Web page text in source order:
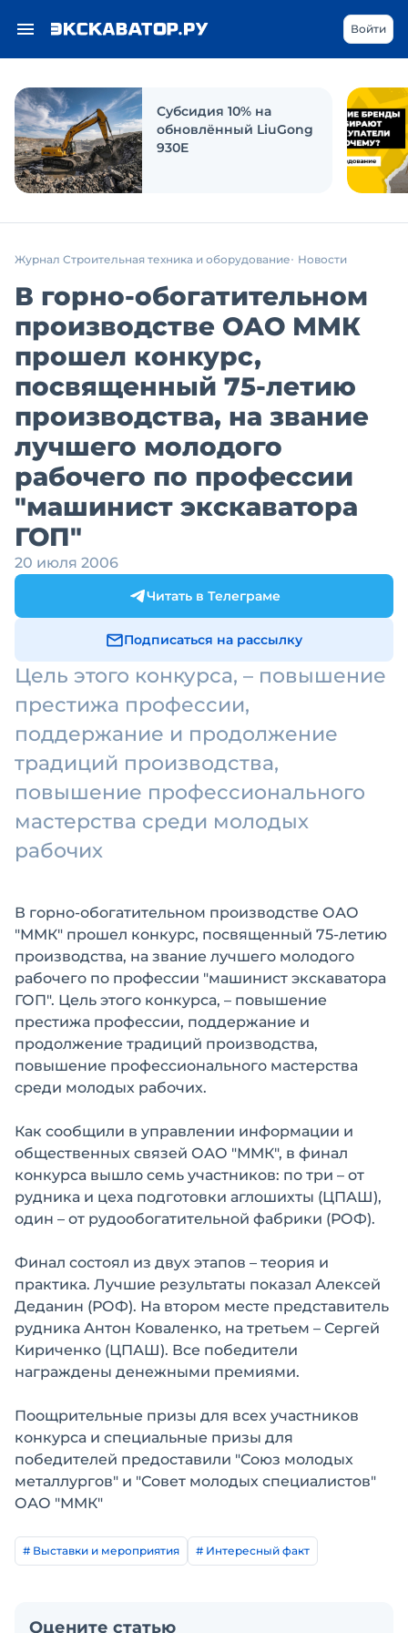
Войти
Субсидия 10% на
обновлённый LiuGong
930E
Журнал Строительная техника и оборудование Новости
В горно-обогатительном
производстве ОАО ММК
прошел конкурс,
посвященный 75-летию
производства, на звание
лучшего молодого
рабочего по профессии
"машинист экскаватора
ГОП"
20 июля 2006
Читать в Телеграме
Подписаться на рассылку
Цель этого конкурса, – повышение
престижа профессии,
поддержание и продолжение
традиций производства,
повышение профессионального
мастерства среди молодых
рабочих
В горно-обогатительном производстве ОАО
"ММК" прошел конкурс, посвященный 75-летию
производства, на звание лучшего молодого
рабочего по профессии "машинист экскаватора
ГОП". Цель этого конкурса, – повышение
престижа профессии, поддержание и
продолжение традиций производства,
повышение профессионального мастерства
среди молодых рабочих.
Как сообщили в управлении информации и
общественных связей ОАО "ММК", в финал
конкурса вышло семь участников: по три – от
рудника и цеха подготовки аглошихты (ЦПАШ),
один – от рудообогатительной фабрики (РОФ).
Финал состоял из двух этапов – теория и
практика. Лучшие результаты показал Алексей
Деданин (РОФ). На втором месте представитель
рудника Антон Коваленко, на третьем – Сергей
Кириченко (ЦПАШ). Все победители
награждены денежными премиями.
Поощрительные призы для всех участников
конкурса и специальные призы для
победителей предоставили "Союз молодых
металлургов" и "Совет молодых специалистов"
ОАО "ММК"
# Выставки и мероприятия # Интересный факт
Оцените статью